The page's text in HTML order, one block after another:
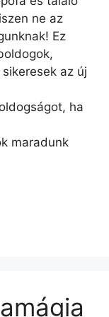
ne az
Ez
az új
ha
maradunk